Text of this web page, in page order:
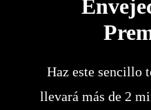
Haz este sencillo
llevará más de 2